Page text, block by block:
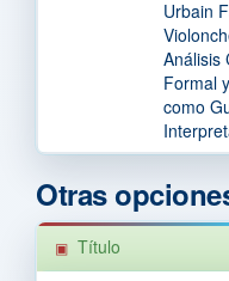
Urbain
Análisis
Formal
como
Otras
Título